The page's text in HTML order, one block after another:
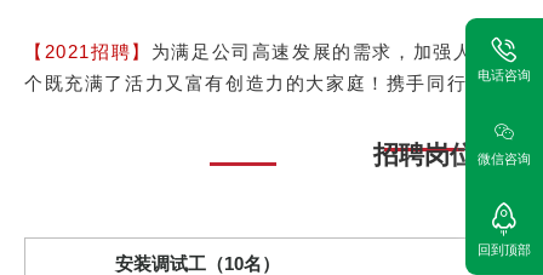
【2021招聘】 为满足公司高速发展的需求，加强人才储
个既充满了活力又富有创造力的大家庭！携手同行，共谋
招聘岗位
安装调试工（10名）
电话咨询
微信咨询
回到顶部